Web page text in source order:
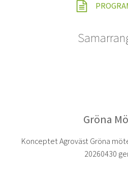
Gröna
Konceptet Agroväst Gröna
20260430